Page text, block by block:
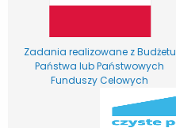
Zadania realizowane z Budżetu
Państwa lub Państwowych
Funduszy Celowych